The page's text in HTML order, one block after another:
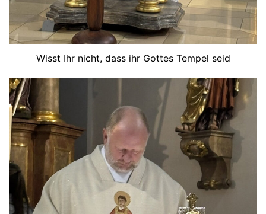
Wisst Ihr nicht, dass ihr Gottes Tempel seid